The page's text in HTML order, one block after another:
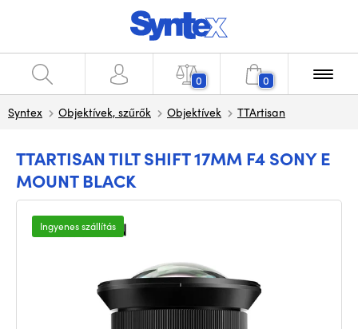
0 0
Syntex Objektívek, szűrők Objektívek TTArtisan
TTARTISAN TILT SHIFT 17MM F4 SONY E
MOUNT BLACK
Ingyenes szállítás